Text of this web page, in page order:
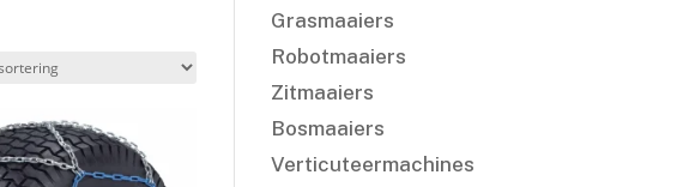
Grasmaaiers
Robotmaaiers
Zitmaaiers
Bosmaaiers
Verticuteermachines